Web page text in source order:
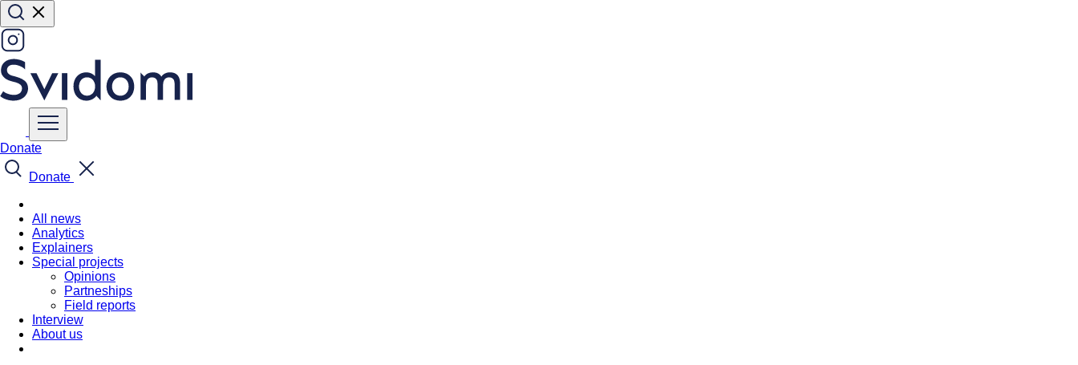
Donate
Donate
All news
Analytics
Explainers
Special projects
Opinions
Partneships
Field reports
Interview
About us